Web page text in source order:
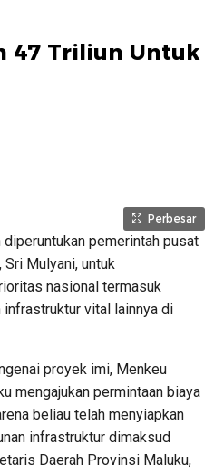
47 Triliun Untuk
Perbesar
pemerintah pusat
Mulyani, untuk
nasional termasuk
infrastruktur vital lainnya di
proyek imi, Menkeu
mengajukan permintaan biaya
beliau telah menyiapkan
infrastruktur dimaksud
Daerah Provinsi Maluku,